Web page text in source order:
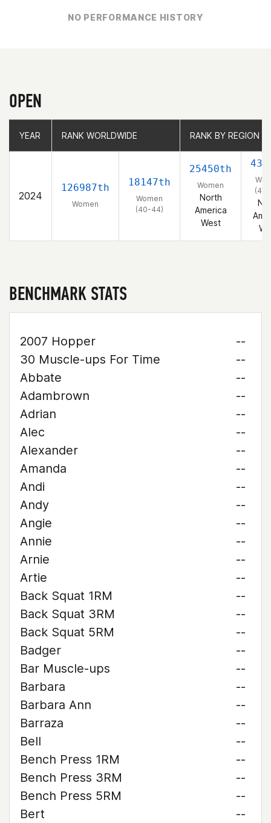
NO PERFORMANCE HISTORY
OPEN
YEAR RANK WORLDWIDE RANK BY REGION
2024
126987th
Women
18147th
Women
(40-44)
25450th
Women
North
America
West
YEAR RANK WORLDWIDE RANK BY REGION
BENCHMARK STATS
2007 Hopper
--
30 Muscle-ups For Time
--
Abbate
--
Adambrown
--
Adrian
--
Alec
--
Alexander
--
Amanda
--
Andi
--
Andy
--
Angie
--
Annie
--
Arnie
--
Artie
--
Back Squat 1RM
--
Back Squat 3RM
--
Back Squat 5RM
--
Badger
--
Bar Muscle-ups
--
Barbara
--
Barbara Ann
--
Barraza
--
Bell
--
Bench Press 1RM
--
Bench Press 3RM
--
Bench Press 5RM
--
Bert
--